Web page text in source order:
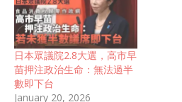
日本眾議院2.8大選，高市早
苗押注政治生命：無法過半
數即下台
January 20, 2026